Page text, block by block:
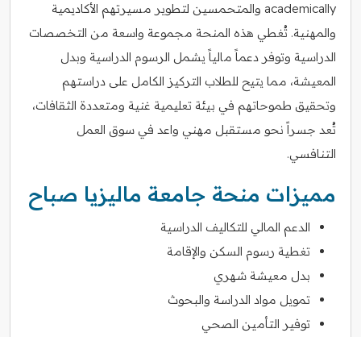
academically والمتحمسين لتطوير مسيرتهم الأكاديمية
والمهنية. تُغطي هذه المنحة مجموعة واسعة من التخصصات
الدراسية وتوفر دعماً مالياً يشمل الرسوم الدراسية وبدل
المعيشة، مما يتيح للطلاب التركيز الكامل على دراستهم
وتحقيق طموحاتهم في بيئة تعليمية غنية ومتعددة الثقافات،
تُعد جسراً نحو مستقبل مهني واعد في سوق العمل
التنافسي.
مميزات منحة جامعة ماليزيا صباح
الدعم المالي للتكاليف الدراسية
تغطية رسوم السكن والإقامة
بدل معيشة شهري
تمويل مواد الدراسة والبحوث
توفير التأمين الصحي